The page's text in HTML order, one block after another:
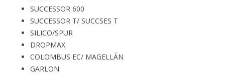
SUCCESSOR 600
SUCCESSOR T/ SUCCSES T
SILICO/SPUR
DROPMAX
COLOMBUS EC/ MAGELLÁN
GARLON